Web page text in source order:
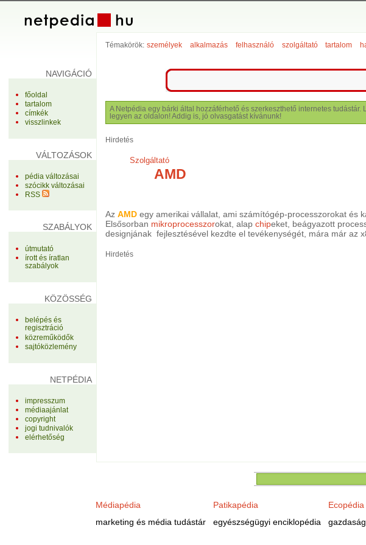
NAVIGÁCIÓ
főoldal
tartalom
címkék
visszlinkek
VÁLTOZÁSOK
pédia változásai
szócikk változásai
RSS
SZABÁLYOK
útmutató
írott és íratlan
szabályok
KÖZÖSSÉG
belépés és
regisztráció
közreműködők
sajtóközlemény
NETPÉDIA
impresszum
médiaajánlat
copyright
jogi tudnivalók
elérhetőség
Témakörök: személyek alkalmazás felhasználó szolgáltató tartalom
A Netpédia egy bárki által hozzáférhető és szerkeszthető internetes
legyen az oldalon! Addig is, jó olvasgatást kívánunk!
Hirdetés
Szolgáltató
AMD
AzAMD egy amerikai vállalat, ami számítógép-processzorokat és
Elsősorban mikroprocesszorokat, alapchipeket, beágyazott
designjának fejlesztésével kezdte el tevékenységét, mára már az
Hirdetés
Médiapédia Patikapédia Ecopédia
marketing és média tudástár
egyészségügyi enciklopédia